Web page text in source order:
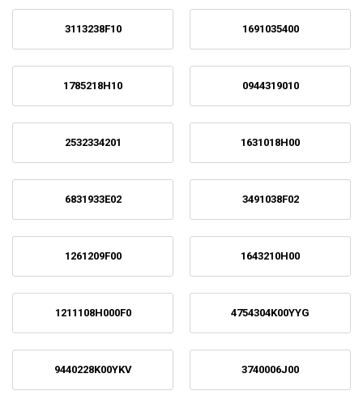
3113238F10 1691035400
1785218H10 0944319010
2532334201 1631018H00
6831933E02 3491038F02
1261209F00 1643210H00
1211108H000F0 4754304K00YYG
9440228K00YKV 3740006J00